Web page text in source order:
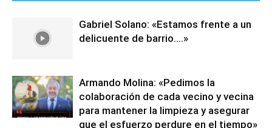
Gabriel Solano: «Estamos frente a un
delicuente de barrio….»
Armando Molina: «Pedimos la
colaboración de cada vecino y vecina
para mantener la limpieza y asegurar
que el esfuerzo perdure en el tiempo»